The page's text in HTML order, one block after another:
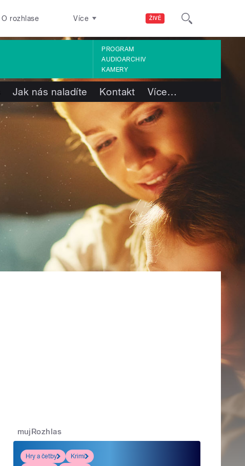
ŽIVĚ
O rozhlase Více
PROGRAM
AUDIOARCHIV
KAMERY
Jak nás naladíte Kontakt Více…
mujRozhlas
Hry a četby
Krimi